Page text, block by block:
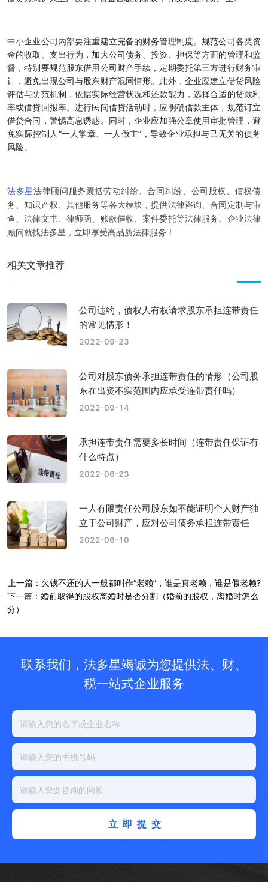
中小企业公司内部要注重建立完备的财务管理制度。规范公司各类资
金的收取、支出行为，加大公司债务、投资、担保等方面的管理和监
督，特别要规范股东借用公司财产手续，定期委托第三方进行财务审
计，避免出现公司与股东财产混同情形。此外，企业应建立借贷风险
评估与防范机制，依据实际经营状况和还款能力，选择合适的贷款利
率或借贷回报率。进行民间借贷活动时，应明确借款主体，规范订立
借贷合同，警惕高息诱惑。同时，企业应加强公章使用审批管理，避
免实际控制人“一人掌章、一人做主”，导致企业承担与己无关的债务
风险。
法多星法律顾问服务囊括劳动纠纷、合同纠纷、公司股权、债权债
务、知识产权、其他服务等各大模块，提供法律咨询、合同定制与审
查、法律文书、律师函、账款催收、案件委托等法律服务。企业法律
顾问就找法多星，立即享受高品质法律服务！
相关文章推荐
公司违约，债权人有权请求股东承担连带责任
的常见情形！
2022-09-23
公司对股东债务承担连带责任的情形（公司股
东在出资不实范围内应承受连带责任吗）
2022-09-14
承担连带责任需要多长时间（连带责任保证有
什么特点）
2022-06-23
一人有限责任公司股东如不能证明个人财产独
立于公司财产，应对公司债务承担连带责任
2022-06-10
上一篇：欠钱不还的人一般都叫作“老赖”，谁是真老赖，谁是假老赖?
下一篇：婚前取得的股权离婚时是否分割（婚前的股权，离婚时怎么
分）
联系我们，法多星竭诚为您提供法、财、
税一站式企业服务
立即提交